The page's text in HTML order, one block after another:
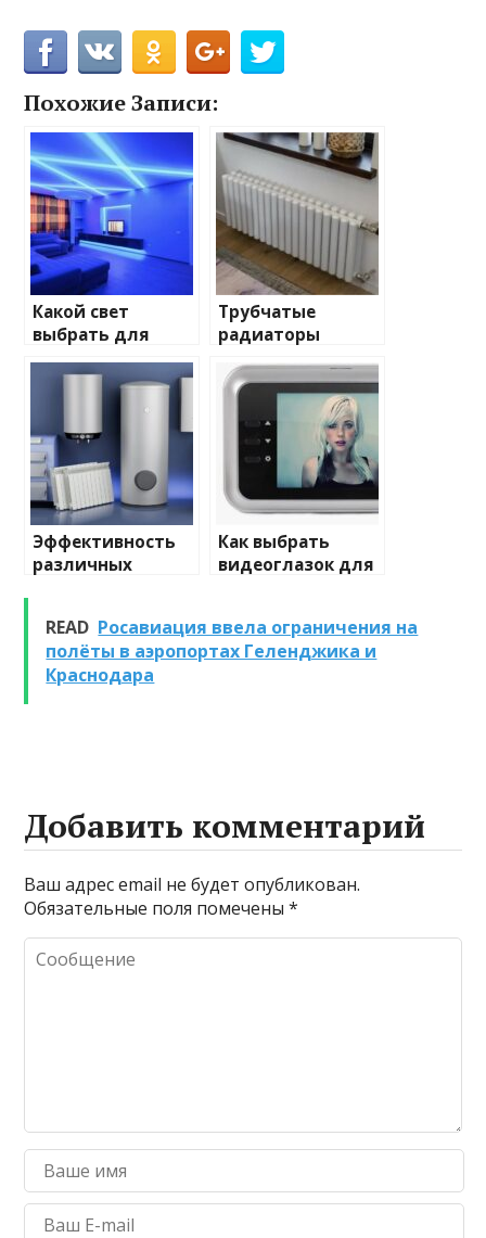
Похожие Записи:
Какой свет
выбрать для
домашнего
освещения
Трубчатые
радиаторы
и характеристики
Эффективность
различных
очистке и
промывке котлов
Как выбрать
видеоглазок для
READ Росавиация ввела ограничения на
полёты в аэропортах Геленджика и
Краснодара
Добавить комментарий
Ваш адрес email не будет опубликован.
Обязательные поля помечены*